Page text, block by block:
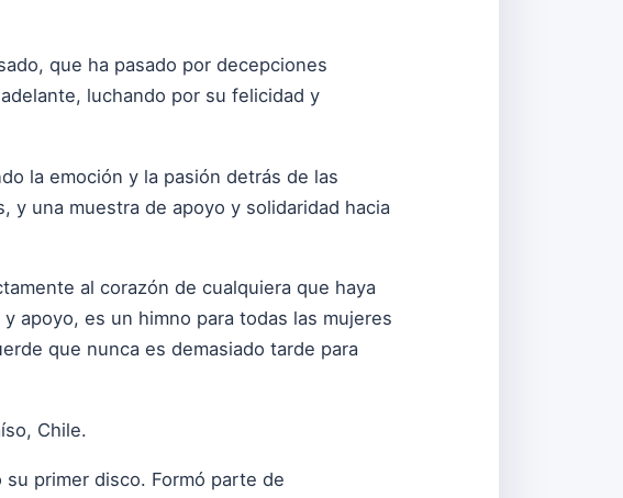
que ha pasado por decepciones
luchando por su felicidad y
la emoción y la pasión detrás de las
y una muestra de apoyo y solidaridad hacia
al corazón de cualquiera que haya
apoyo, es un himno para todas las mujeres
que nunca es demasiado tarde para
Chile.
primer disco. Formó parte de